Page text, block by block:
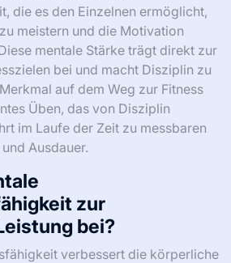
die es den Einzelnen ermöglicht,
meistern und die Motivation
mentale Stärke trägt direkt zur
bei und macht Disziplin zu
auf dem Weg zur Fitness
Üben, das von Disziplin
im Laufe der Zeit zu messbaren
Ausdauer.
zur
bei?
verbessert die körperliche